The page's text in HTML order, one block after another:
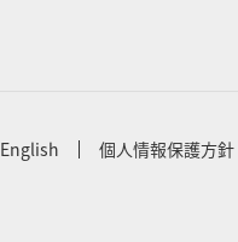
English 個人情報保護方針